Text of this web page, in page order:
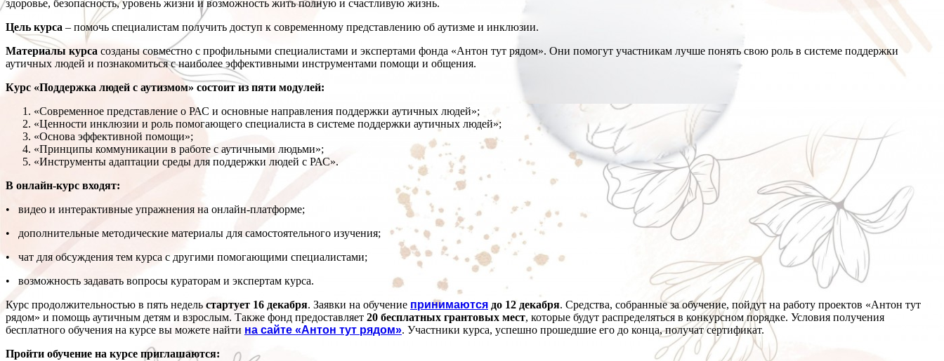
здоровье, безопасность, уровень жизни и возможность жить полную и счастливую жизнь.
Цель курса – помочь специалистам получить доступ к современному представлению об аутизме и инклюзии.
Материалы курса созданы совместно с профильными специалистами и экспертами фонда «Антон тут рядом». Они помогут участникам лучше понять свою роль в системе поддержки
аутичных людей и познакомиться с наиболее эффективными инструментами помощи и общения.
Курс «‎Поддержка людей с аутизмом» состоит из пяти модулей:
«Современное представление о РАС и основные направления поддержки аутичных людей»;
«Ценности инклюзии и роль помогающего специалиста в системе поддержки аутичных людей»;
«Основа эффективной помощи»;
«Принципы коммуникации в работе с аутичными людьми»;
«Инструменты адаптации среды для поддержки людей с РАС».
В онлайн-курс входят:
• видео и интерактивные упражнения на онлайн-платформе;
• дополнительные методические материалы для самостоятельного изучения;
• чат для обсуждения тем курса с другими помогающими специалистами;
• возможность задавать вопросы кураторам и экспертам курса.
Курс продолжительностью в пять недель стартует 16 декабря. Заявки на обучение принимаются до 12 декабря. Средства, собранные за обучение, пойдут на работу проектов «Антон тут
рядом» и помощь аутичным детям и взрослым. Также фонд предоставляет 20 бесплатных грантовых мест, которые будут распределяться в конкурсном порядке. Условия получения
бесплатного обучения на курсе вы можете найти на сайте «Антон тут рядом». Участники курса, успешно прошедшие его до конца, получат сертификат.
Пройти обучение на курсе приглашаются: